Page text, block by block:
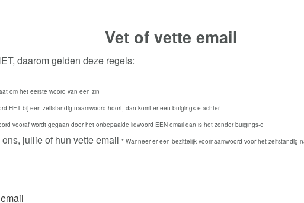
Vet of vette email
daarom gelden deze regels:
om het eerste woord van een zin
HET bij een zelfstandig naamwoord hoort, dan komt er een buigings-e achter.
vooraf wordt gegaan door het onbepaalde lidwoord EEN email dan is het zonder buigings-e
jullie of hun vette email * Wanneer er een bezittelijk voornaamwoord voor het zelfstandig
email